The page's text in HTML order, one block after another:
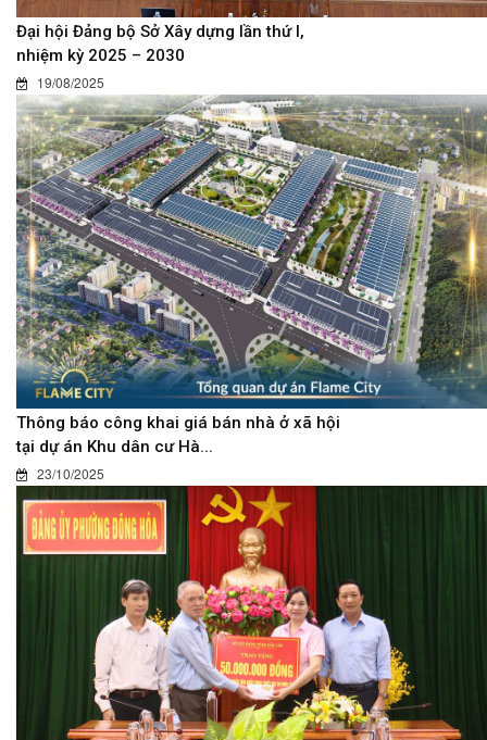
Đại hội Đảng bộ Sở Xây dựng lần thứ I,
nhiệm kỳ 2025 – 2030
19/08/2025
Thông báo công khai giá bán nhà ở xã hội
tại dự án Khu dân cư Hà...
23/10/2025